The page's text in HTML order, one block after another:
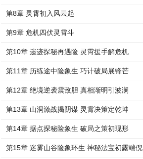
第8章 灵霄初入风云起
第9章 危机四伏灵霄斗
第10章 遗迹探秘再遇险 灵霄援手解危机
第11章 历练途中险象生 巧计破局展锋芒
第12章 绝境逆袭震敌胆 真相渐明引波澜
第13章 山洞激战揭阴谋 灵霄决策定乾坤
第14章 据点探秘险象生 破局之策初现形
第15章 迷雾山谷险象环生 神秘法宝初露端倪